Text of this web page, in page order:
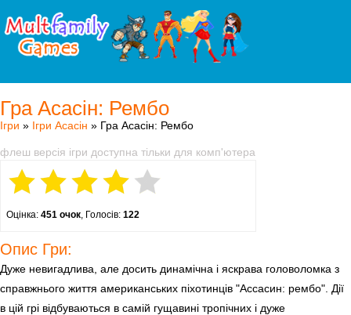
Гра Асасін: Рембо
Ігри » Ігри Асасін » Гра Асасін: Рембо
флеш версія ігри доступна тільки для комп'ютера
Оцінка: 451 очок, Голосів: 122
Опис Гри:
Дуже невигадлива, але досить динамічна і яскрава головоломка з
справжнього життя американських піхотинців "Ассасин: рембо". Дії
в цій грі відбуваються в самій гущавині тропічних і дуже